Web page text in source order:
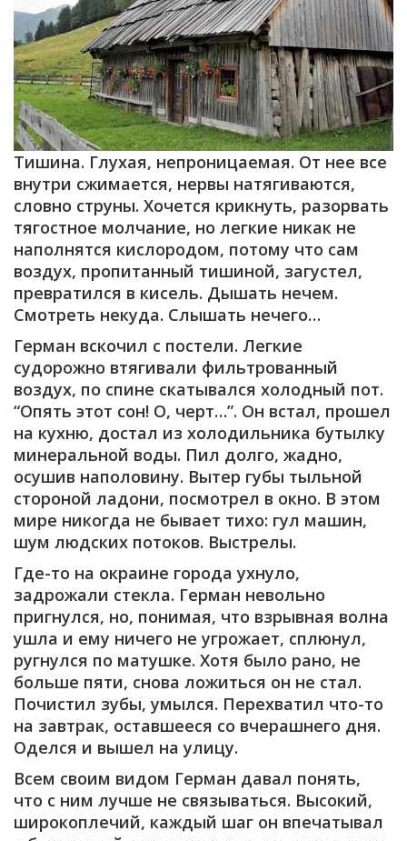
Тишина. Глухая, непроницаемая. От нее все
внутри сжимается, нервы натягиваются,
словно струны. Хочется крикнуть, разорвать
тягостное молчание, но легкие никак не
наполнятся кислородом, потому что сам
воздух, пропитанный тишиной, загустел,
превратился в кисель. Дышать нечем.
Смотреть некуда. Слышать нечего…
Герман вскочил с постели. Легкие
судорожно втягивали фильтрованный
воздух, по спине скатывался холодный пот.
“Опять этот сон! О, черт…”. Он встал, прошел
на кухню, достал из холодильника бутылку
минеральной воды. Пил долго, жадно,
осушив наполовину. Вытер губы тыльной
стороной ладони, посмотрел в окно. В этом
мире никогда не бывает тихо: гул машин,
шум людских потоков. Выстрелы.
Где-то на окраине города ухнуло,
задрожали стекла. Герман невольно
пригнулся, но, понимая, что взрывная волна
ушла и ему ничего не угрожает, сплюнул,
ругнулся по матушке. Хотя было рано, не
больше пяти, снова ложиться он не стал.
Почистил зубы, умылся. Перехватил что-то
на завтрак, оставшееся со вчерашнего дня.
Оделся и вышел на улицу.
Всем своим видом Герман давал понять,
что с ним лучше не связываться. Высокий,
широкоплечий, каждый шаг он впечатывал